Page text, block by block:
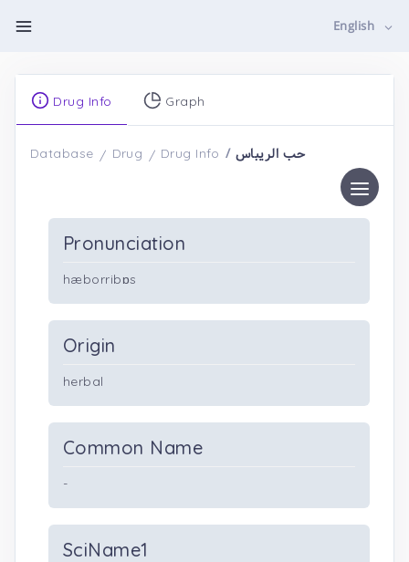
English
Drug Info Graph
Database Drug Drug Info حب الریباس
Pronunciation
hæborribɒs
Origin
herbal
Common Name
-
SciName1